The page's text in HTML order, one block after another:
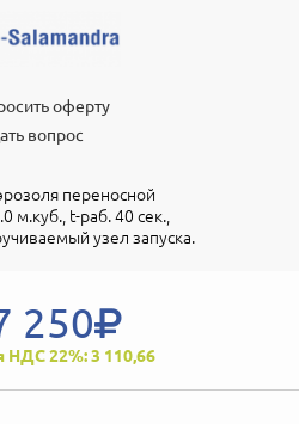
оферту
вопрос
переносной
м.куб., t-раб. 40 сек.,
узел запуска.
250
НДС 22%: 3 110,66